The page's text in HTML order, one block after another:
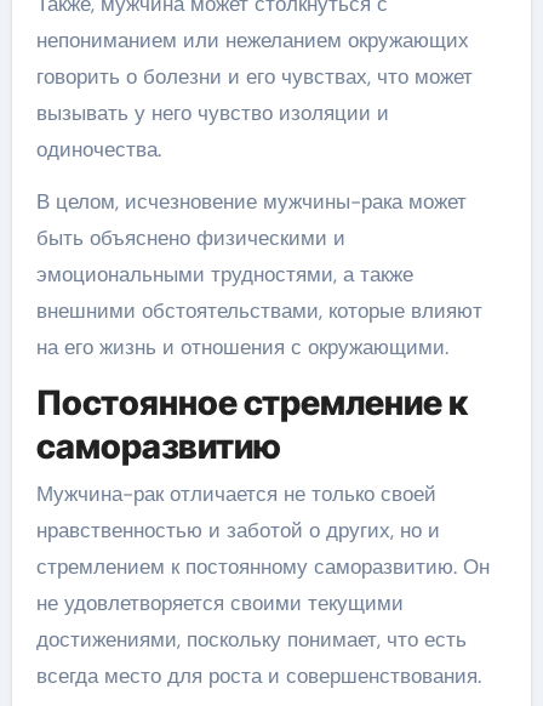
непониманием или нежеланием окружающих
говорить о болезни и его чувствах, что может
вызывать у него чувство изоляции и
одиночества.
В целом, исчезновение мужчины-рака может
быть объяснено физическими и
эмоциональными трудностями, а также
внешними обстоятельствами, которые влияют
на его жизнь и отношения с окружающими.
Постоянное стремление к
саморазвитию
Мужчина-рак отличается не только своей
нравственностью и заботой о других, но и
стремлением к постоянному саморазвитию. Он
не удовлетворяется своими текущими
достижениями, поскольку понимает, что есть
всегда место для роста и совершенствования.